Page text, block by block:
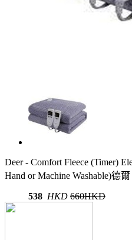
Deer - Comfort Fleece (Timer)
Hand or Machine Washable)德
538 HKD 660HKD